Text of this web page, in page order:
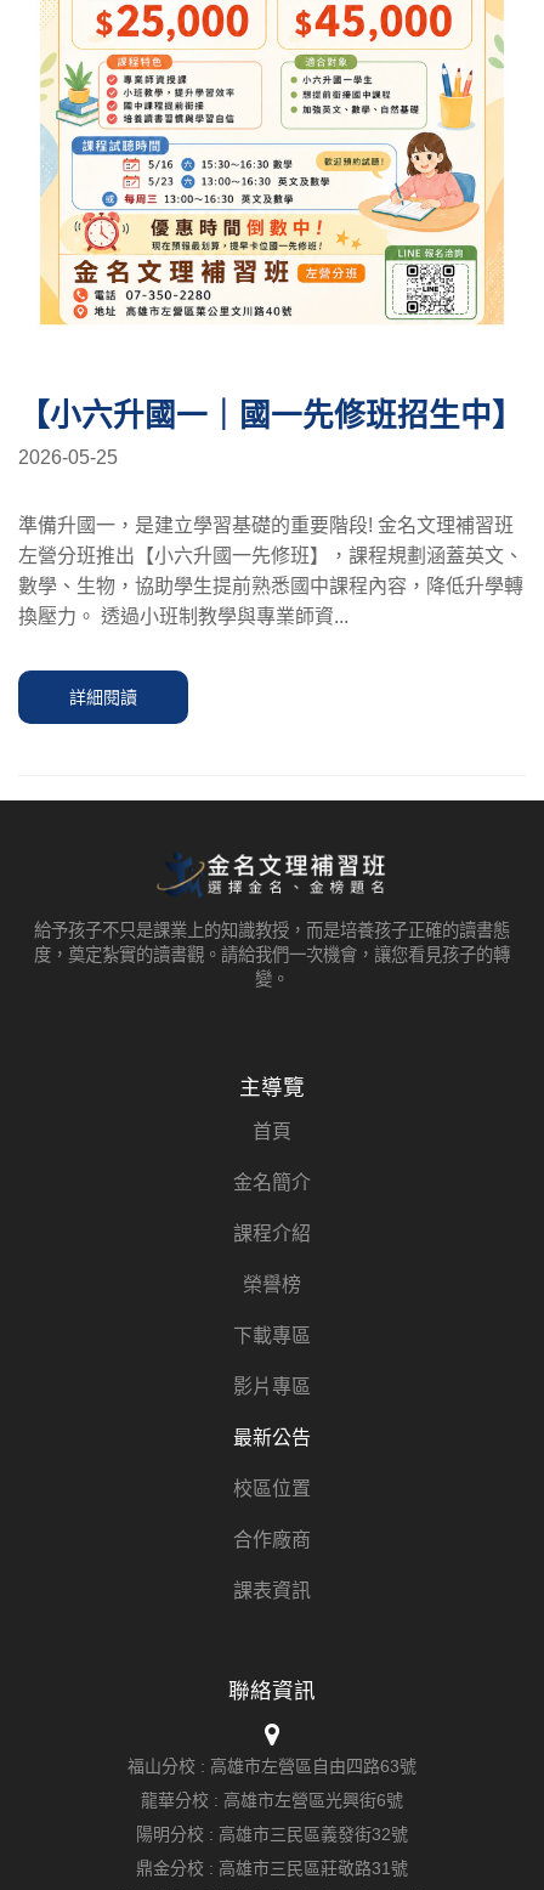
【小六升國一｜國一先修班招生中】
2026-05-25
準備升國一，是建立學習基礎的重要階段! 金名文理補習班
左營分班推出【小六升國一先修班】，課程規劃涵蓋英文、
數學、生物，協助學生提前熟悉國中課程內容，降低升學轉
換壓力。 透過小班制教學與專業師資...
詳細閱讀
給予孩子不只是課業上的知識教授，而是培養孩子正確的讀書態
度，奠定紮實的讀書觀。請給我們一次機會，讓您看見孩子的轉
變。
主導覽
首頁
金名簡介
課程介紹
榮譽榜
下載專區
影片專區
最新公告
校區位置
合作廠商
課表資訊
聯絡資訊
福山分校 : 高雄市左營區自由四路63號
龍華分校 : 高雄市左營區光興街6號
陽明分校 : 高雄市三民區義發街32號
鼎金分校 : 高雄市三民區莊敬路31號